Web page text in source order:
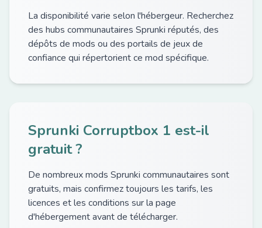
La disponibilité varie selon l'hébergeur. Recherchez
des hubs communautaires Sprunki réputés, des
dépôts de mods ou des portails de jeux de
confiance qui répertorient ce mod spécifique.
Sprunki Corruptbox 1 est-il
gratuit ?
De nombreux mods Sprunki communautaires sont
gratuits, mais confirmez toujours les tarifs, les
licences et les conditions sur la page
d'hébergement avant de télécharger.